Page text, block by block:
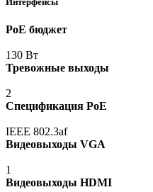
PoE бюджет
130 Вт
Тревожные выходы
2
Спецификация PoE
IEEE 802.3af
Видеовыходы VGA
1
Видеовыходы HDMI